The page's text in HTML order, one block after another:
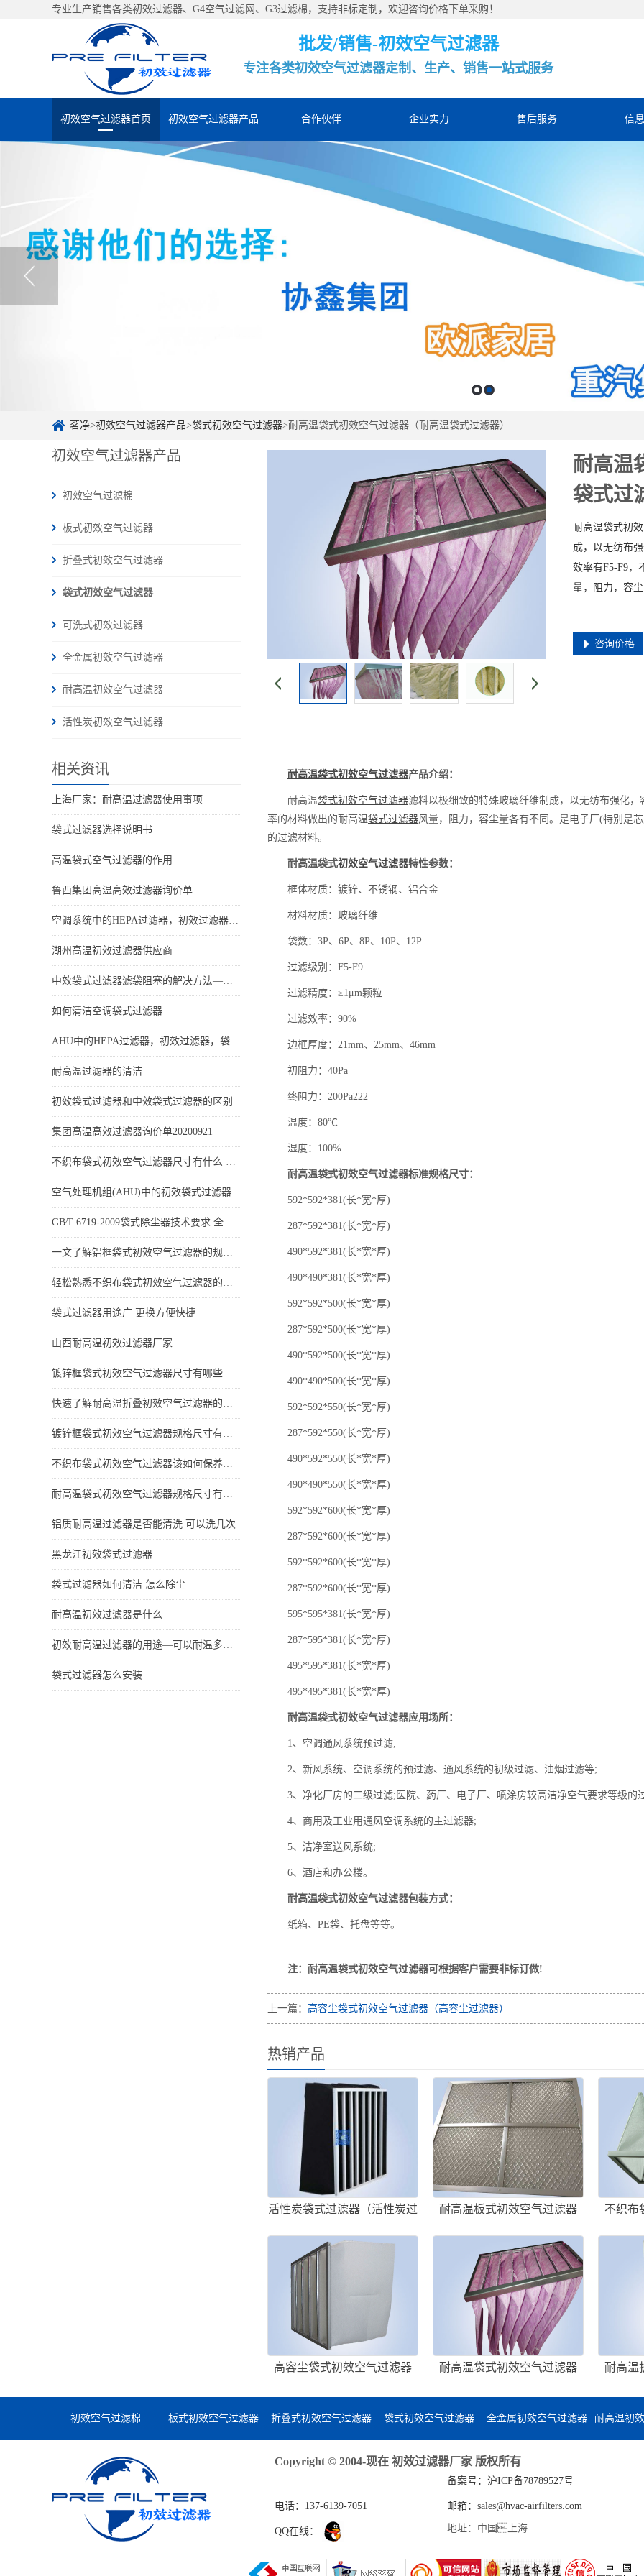
专业生产销售各类初效过滤器、G4空气过滤网、G3过滤棉，支持非标定制，欢迎咨询价格下单采购！
批发/销售-初效空气过滤器
专注各类初效空气过滤器定制、生产、销售一站式服务
初效空气过滤器首页 初效空气过滤器产品 合作伙伴 企业实力 售后服务 信
茗净>初效空气过滤器产品>袋式初效空气过滤器>耐高温袋式初效空气过滤器（耐高温袋式过滤器）
初效空气过滤器产品
初效空气过滤棉
板式初效空气过滤器
折叠式初效空气过滤器
袋式初效空气过滤器
可洗式初效过滤器
全金属初效空气过滤器
耐高温初效空气过滤器
活性炭初效空气过滤器
相关资讯
上海厂家：耐高温过滤器使用事项
袋式过滤器选择说明书
高温袋式空气过滤器的作用
鲁西集团高温高效过滤器询价单
空调系统中的HEPA过滤器，初效过滤器，袋式过滤器什么区别? 他们的位置分别在哪里?
湖州高温初效过滤器供应商
中效袋式过滤器滤袋阻塞的解决方法—怎么解决过滤器堵塞的问题
如何清洁空调袋式过滤器
AHU中的HEPA过滤器，初效过滤器，袋式过滤器有什么区别? 他们的位置在哪里?
耐高温过滤器的清洁
初效袋式过滤器和中效袋式过滤器的区别
集团高温高效过滤器询价单20200921
不织布袋式初效空气过滤器尺寸有什么 有哪些特点
空气处理机组(AHU)中的初效袋式过滤器有什么功能
GB∕T 6719-2009袋式除尘器技术要求 全文免费下载
一文了解铝框袋式初效空气过滤器的规格尺寸和特点
轻松熟悉不织布袋式初效空气过滤器的规格尺寸和特点
袋式过滤器用途广 更换方便快捷
山西耐高温初效过滤器厂家
镀锌框袋式初效空气过滤器尺寸有哪些 有什么特点
快速了解耐高温折叠初效空气过滤器的规格尺寸和特点
镀锌框袋式初效空气过滤器规格尺寸有哪些 有什么特点
不织布袋式初效空气过滤器该如何保养更换看这一篇就够了
耐高温袋式初效空气过滤器规格尺寸有哪些 有什么特点
铝质耐高温过滤器是否能清洗 可以洗几次
黑龙江初效袋式过滤器
袋式过滤器如何清洁 怎么除尘
耐高温初效过滤器是什么
初效耐高温过滤器的用途—可以耐温多少度
袋式过滤器怎么安装
耐高温
袋式过
耐高温袋式初
成，以无纺布
效率有F5-F9，
量，阻力，容
咨询价格
耐高温袋式初效空气过滤器产品介绍：
耐高温袋式初效空气过滤器滤料以极细致的特殊玻璃纤维制成，以无纺布强化
率的材料做出的耐高温袋式过滤器风量，阻力，容尘量各有不同。是电子厂(特别是
的过滤材料。
耐高温袋式初效空气过滤器特性参数：
框体材质：镀锌、不锈钢、铝合金
材料材质：玻璃纤维
袋数：3P、6P、8P、10P、12P
过滤级别：F5-F9
过滤精度：≥1μm颗粒
过滤效率：90%
边框厚度：21mm、25mm、46mm
初阻力：40Pa
终阻力：200Pa222
温度：80℃
湿度：100%
耐高温袋式初效空气过滤器标准规格尺寸：
592*592*381(长*宽*厚)
287*592*381(长*宽*厚)
490*592*381(长*宽*厚)
490*490*381(长*宽*厚)
592*592*500(长*宽*厚)
287*592*500(长*宽*厚)
490*592*500(长*宽*厚)
490*490*500(长*宽*厚)
592*592*550(长*宽*厚)
287*592*550(长*宽*厚)
490*592*550(长*宽*厚)
490*490*550(长*宽*厚)
592*592*600(长*宽*厚)
287*592*600(长*宽*厚)
592*592*600(长*宽*厚)
287*592*600(长*宽*厚)
595*595*381(长*宽*厚)
287*595*381(长*宽*厚)
495*595*381(长*宽*厚)
495*495*381(长*宽*厚)
耐高温袋式初效空气过滤器应用场所：
1、空调通风系统预过滤;
2、新风系统、空调系统的预过滤、通风系统的初级过滤、油烟过滤等;
3、净化厂房的二级过滤;医院、药厂、电子厂、喷涂房较高洁净空气要求等级的
4、商用及工业用通风空调系统的主过滤器;
5、洁净室送风系统;
6、酒店和办公楼。
耐高温袋式初效空气过滤器包装方式：
纸箱、PE袋、托盘等等。
注：耐高温袋式初效空气过滤器可根据客户需要非标订做!
上一篇： 高容尘袋式初效空气过滤器（高容尘过滤器）
热销产品
活性炭袋式过滤器（活性炭过
耐高温板式初效空气过滤器
不织布
高容尘袋式初效空气过滤器
耐高温袋式初效空气过滤器
耐高温
初效空气过滤棉 板式初效空气过滤器 折叠式初效空气过滤器 袋式初效空气过滤器 全金属初效空气过滤器 耐高温初
Copyright © 2004-现在 初效过滤器厂家 版权所有
备案号：沪ICP备78789527号
电话：137-6139-7051 邮箱：sales@hvac-airfilters.com
QQ在线： 地址：中国上海